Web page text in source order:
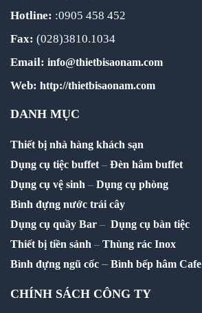
Hotline: :0905 458 452
Fax: (028)3810.1034
Email: info@thietbisaonam.com
Web: http://thietbisaonam.com
DANH MỤC
Thiết bị nhà hàng khách sạn
Dụng cụ tiệc buffet – Đèn hâm buffet
Dụng cụ vệ sinh – Dụng cụ phòng
Bình đựng nước trái cây
Dụng cụ quầy Bar – Dụng cụ bàn tiệc
Thiết bị tiền sảnh – Thùng rác Inox
Bình đựng ngũ cốc – Bình bếp hâm Cafe
CHÍNH SÁCH CÔNG TY